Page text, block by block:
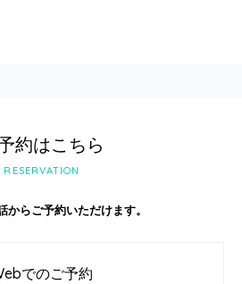
約はこちら
RESERVATION
からご予約いただけます。
でのご予約